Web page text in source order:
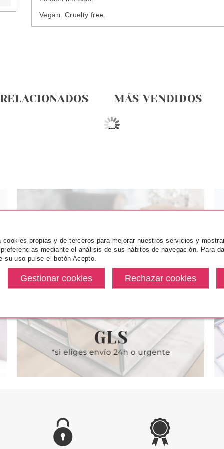
Vegan. Cruelty free.
MÁS VENDIDOS
TATTO
LIFEPROOF
desde
CATRICE
CATRICE SOMBRA DE OJOS
ABSOLUTE MONO 950 GOLD
Pvr 3.20€
desde
PALETA DE
Pvr 11.99€
propias y de terceros para mejorar nuestros servicios y
mediante el análisis de sus hábitos de navegación. Para
su uso pulse el botón Acepto.